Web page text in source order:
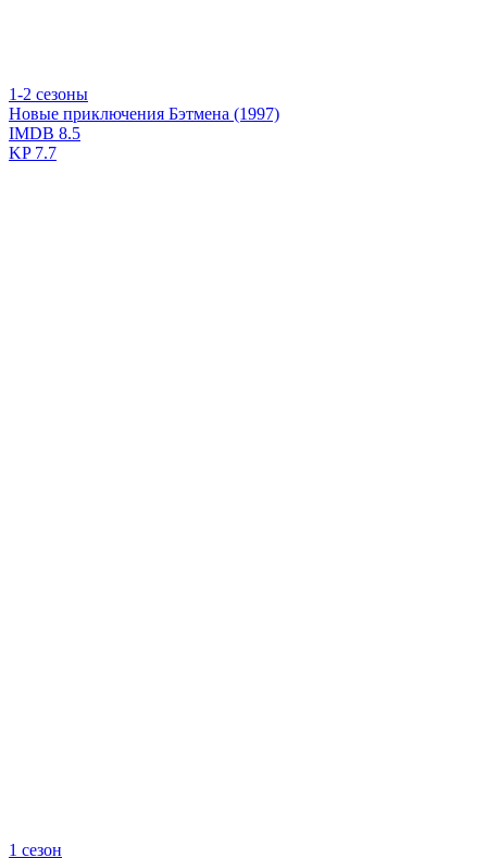
1-2 сезоны
Новые приключения Бэтмена (1997)
IMDB 8.5
KP7.7
1 сезон